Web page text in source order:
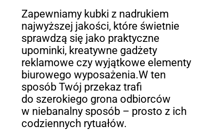
Zapewniamy kubki z nadrukiem
najwyższej jakości, które świetnie
sprawdzą się jako praktyczne
upominki, kreatywne gadżety
reklamowe czy wyjątkowe elementy
biurowego wyposażenia.W ten
sposób Twój przekaz trafi
do szerokiego grona odbiorców
w niebanalny sposób – prosto z ich
codziennych rytuałów.